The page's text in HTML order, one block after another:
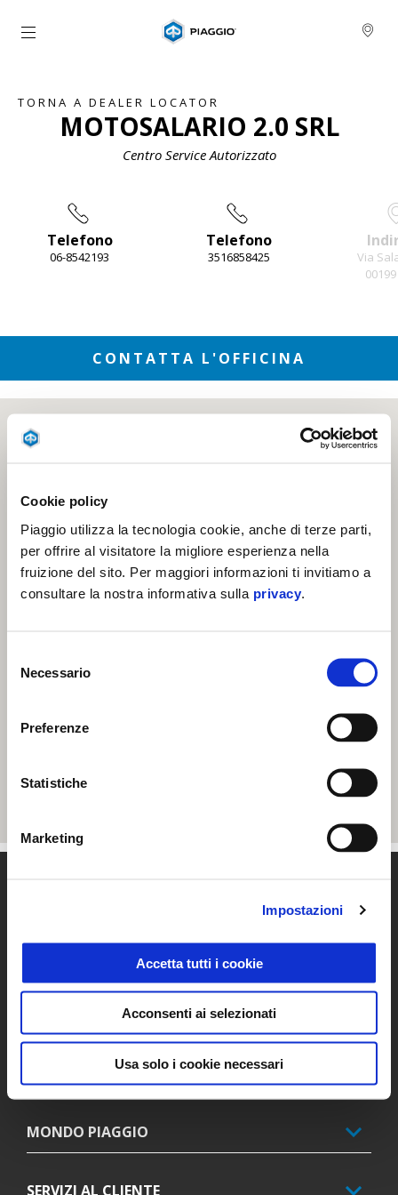
Cookie policy
Piaggio utilizza la tecnologia cookie, anche di terze parti,
per offrire al visitatore la migliore esperienza nella
fruizione del sito. Per maggiori informazioni ti invitiamo a
consultare la nostra informativa sulla privacy
delNecessario
Preferenze
Statistiche
Marketing
Impostazioni
Accetta tutti i cookie
Acconsenti ai selezionati
Usa solo i cookie necessari
Vai al contenuto principale
TORNA A DEALER LOCATOR
MOTOSALARIO 2.0 SRL
Centro Service Autorizzato
Telefono
06-8542193
Telefono
3516858425
Via
CONTATTA L'OFFICINA
MONDO PIAGGIO
SERVIZI AL CLIENTE